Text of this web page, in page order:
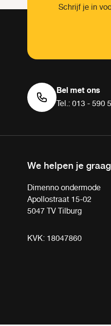
Schrijf je in
Bel met ons
Tel.: 013 - 590
We helpen je
Dimenno ondermode
Apollostraat 15-02
5047 TV Tilburg
KVK: 18047860